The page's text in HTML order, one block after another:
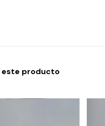
este producto